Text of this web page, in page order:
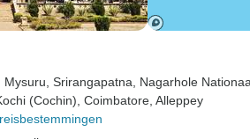
, Mysuru , Srirangapatna , Nagarhole
(Cochin) , Coimbatore , Alleppey